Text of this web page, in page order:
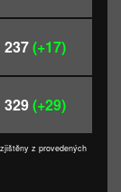
237(+17)
329(+29)
z provedených